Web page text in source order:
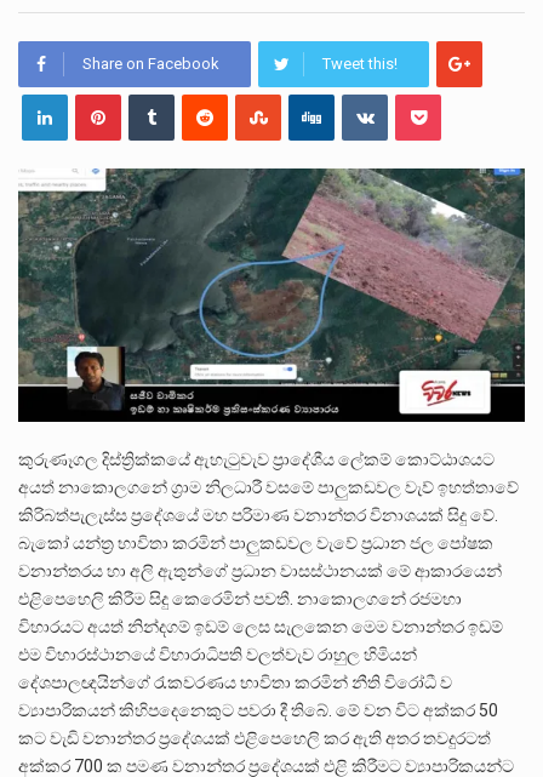
2011 වසරේදී දේශපාලන හා මානව හිමිකම් ක්‍රියාකාරීන් වන ලලිත්කුමාර් වීරරාජ් සහ කුගන් මුරුගානන්දන් යාපනයේදී අතුරුදන්…
Share on Facebook Tweet this!
කුරුණෑගල දිස්ත්‍රික්කයේ ඇහැටුවැව ප්‍රාදේශීය ලේකම් කොට්ඨාශයට
අයත් නාකොලගනේ ග්‍රාම නිලධාරී වසමේ පාලුකඩවල වැව් ඉහත්තාවේ
කිරිබත්පැලැස්ස ප්‍රදේශයේ මහ පරිමාණ වනාන්තර විනාශයක් සිදු වේ.
බැකෝ යන්ත්‍ර භාවිතා කරමින් පාලුකඩවල වැවේ ප්‍රධාන ජල පෝෂක
වනාන්තරය හා අලි ඇතුන්ගේ ප්‍රධාන වාසස්ථානයක් මේ ආකාරයෙන්
එළිපෙහෙලි කිරීම සිදු කෙරෙමින් පවතී. නාකොලගනේ රජමහා
විහාරයට අයත් නින්දගම් ඉඩම් ලෙස සැලකෙන මෙම වනාන්තර ඉඩම්
එම විහාරස්ථානයේ විහාරාධිපති වලත්වැව රාහුල හිමියන්
දේශපාලඥයින්ගේ රැකවරණය භාවිතා කරමින් නීති විරෝධී ව
ව්‍යාපාරිකයන් කිහිපදෙනෙකුට පවරා දී තිබේ. මේ වන විට අක්කර 50
කට වැඩි වනාන්තර ප්‍රදේශයක් එළිපෙහෙලි කර ඇති අතර තවදුරටත්
අක්කර 700 ක පමණ වනාන්තර ප්‍රදේශයක් එළි කිරීමට ව්‍යාපාරිකයන්ට